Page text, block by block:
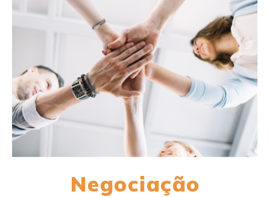
Seja um Associado
Área Restrita
Negociação